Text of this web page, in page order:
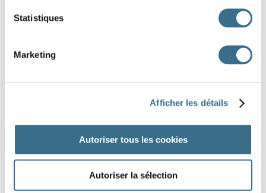
Statistiques
Marketing
Afficher les détails
Autoriser tous les cookies
Autoriser la sélection